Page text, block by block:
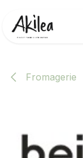
Fromagerie